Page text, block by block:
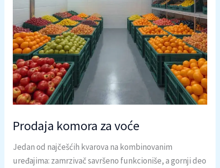
Prodaja komora za voće
Jedan od najčešćih kvarova na kombinovanim
uređajima: zamrzivač savršeno funkcioniše, a gornji deo